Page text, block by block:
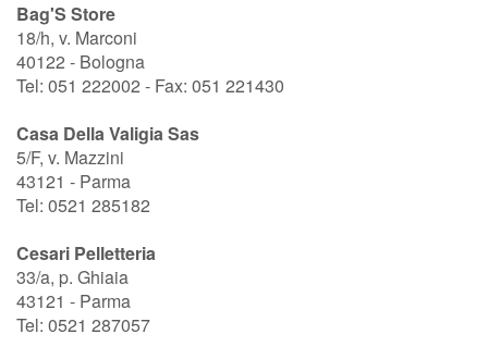
Bag'S Store
18/h, v. Marconi
40122 - Bologna
Tel: 051 222002 - Fax: 051 221430
Casa Della Valigia Sas
5/F, v. Mazzini
43121 - Parma
Tel: 0521 285182
Cesari Pelletteria
33/a, p. Ghiaia
43121 - Parma
Tel: 0521 287057